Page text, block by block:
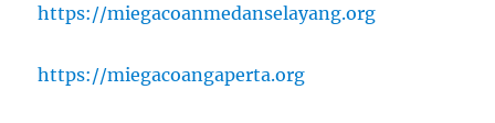
https://miegacoanmedanselayang.org
https://miegacoangaperta.org